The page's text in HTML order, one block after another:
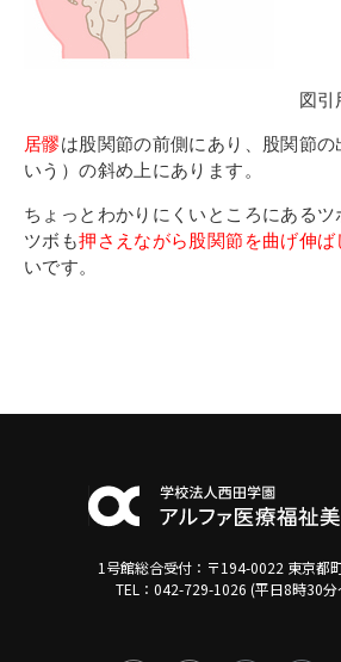
図引用
居髎は股関節の前側にあり、股関節の
いう）の斜め上にあります。
ちょっとわかりにくいところにある
ツボも押さえながら股関節を曲げ伸ば
いです。
1号館総合受付：〒194-0022 東京都
TEL：042-729-1026 (平日8時30